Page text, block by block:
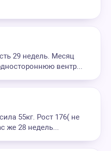
29 недель. Месяц
вентр...
55кг. Рост 176( не
же 28 недель...